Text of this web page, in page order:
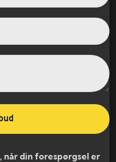
din forespørgsel er